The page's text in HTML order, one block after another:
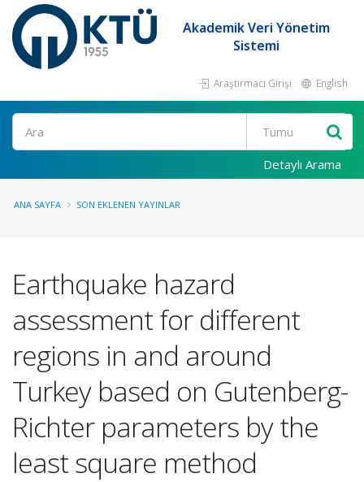
Akademik Veri Yönetim
Sistemi
Araştırmacı Girişi English
Ara
Detaylı Arama
ANA SAYFA SON EKLENEN YAYINLAR
Earthquake hazard
assessment for different
regions in and around
Turkey based on Gutenberg-
Richter parameters by the
least square method